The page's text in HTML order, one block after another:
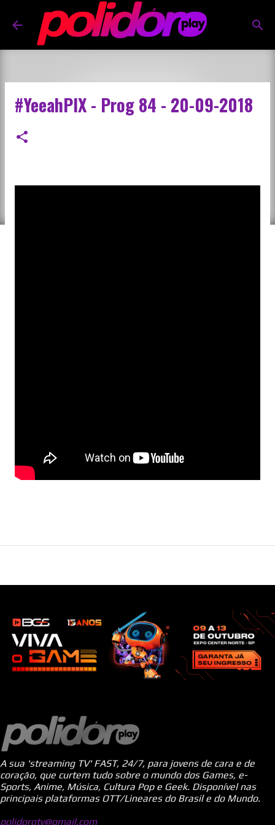
Pular para o conteúdo principal
#YeeahPIX - Prog 84 - 20-09-2018
A sua 'streaming TV' FAST, 24/7, para jovens de cara e de
coração, que curtem tudo sobre o mundo dos Games, e-
Sports, Anime, Música, Cultura Pop e Geek. Disponível nas
principais plataformas OTT/Lineares do Brasil e do Mundo.
polidorotv@gmail.com